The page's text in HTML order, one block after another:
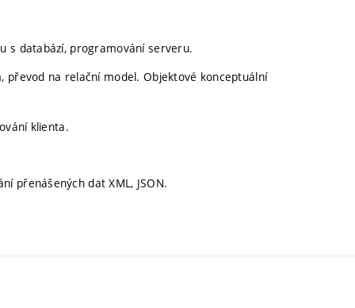
s databází, programování serveru.
převod na relační model. Objektové konceptuální
klienta.
přenášených dat XML, JSON.